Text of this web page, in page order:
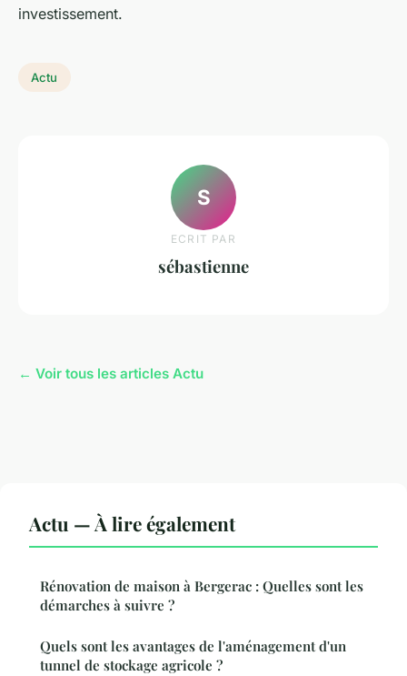
investissement.
Actu
S
ECRIT PAR
sébastienne
← Voir tous les articles Actu
Actu — À lire également
Rénovation de maison à Bergerac : Quelles sont les
démarches à suivre ?
Quels sont les avantages de l'aménagement d'un
tunnel de stockage agricole ?